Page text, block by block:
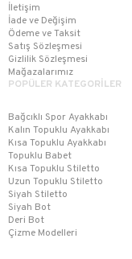
İletişim
İade ve Değişim
Ödeme ve Taksit
Satış Sözleşmesi
Gizlilik Sözleşmesi
Mağazalarımız
POPÜLER KATEGORİLER
Bağcıklı Spor Ayakkabı
Kalın Topuklu Ayakkabı
Kısa Topuklu Ayakkabı
Topuklu Babet
Kısa Topuklu Stiletto
Uzun Topuklu Stiletto
Siyah Stiletto
Siyah Bot
Deri Bot
Çizme Modelleri